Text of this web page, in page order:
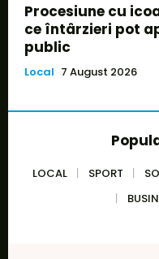
Procesiune cu
ce întârzieri pot
public
Local 7 August 2026
LOCAL SPORT